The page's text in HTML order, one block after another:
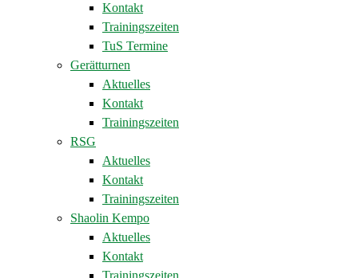
Kontakt
Trainingszeiten
TuS Termine
Gerätturnen
Aktuelles
Kontakt
Trainingszeiten
RSG
Aktuelles
Kontakt
Trainingszeiten
Shaolin Kempo
Aktuelles
Kontakt
Trainingszeiten